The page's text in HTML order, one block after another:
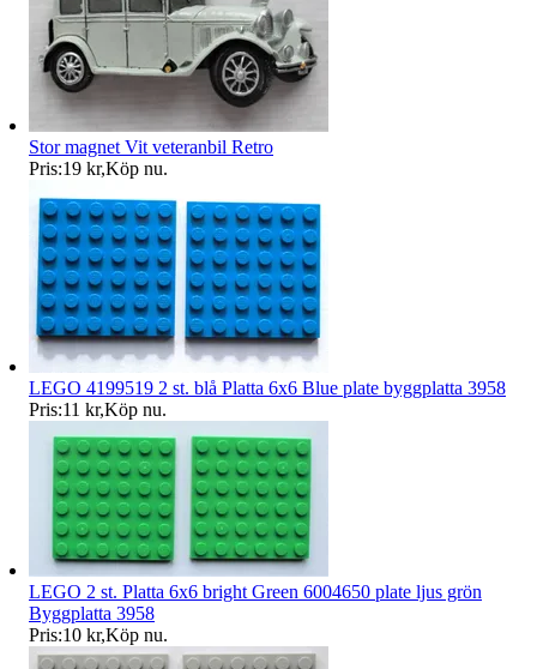
Stor magnet Vit veteranbil Retro
Pris:19 kr,Köp nu.
LEGO 4199519 2 st. blå Platta 6x6 Blue plate byggplatta 3958
Pris:11 kr,Köp nu.
LEGO 2 st. Platta 6x6 bright Green 6004650 plate ljus grön
Byggplatta 3958
Pris:10 kr,Köp nu.